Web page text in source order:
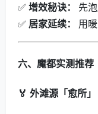
✅ 增效秘诀：
先
✅ 居家延续： 用
六、魔都实测推荐
🏅 外滩源「愈所」